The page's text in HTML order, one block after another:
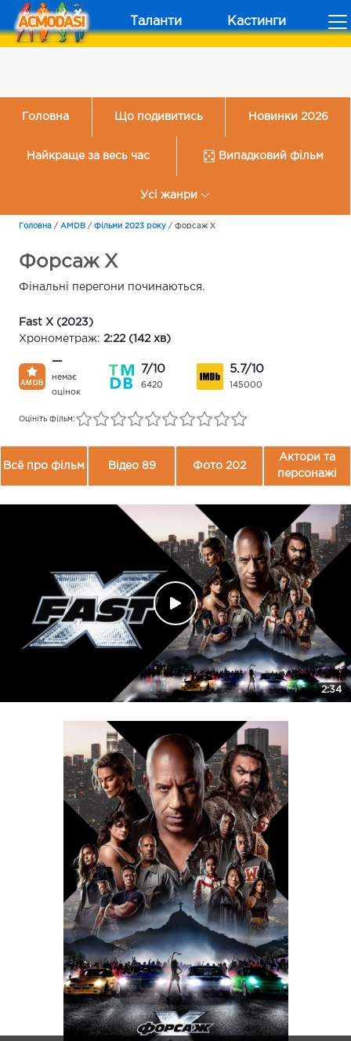
Таланти Кастинги
Головна Що подивитись Новинки 2026
Найкраще за весь час Випадковий фільм
Усі жанри
Головна / AMDB / Фільми 2023 року / Форсаж Х
Форсаж Х
Фінальні перегони починаються.
Fast X (2023)
Хронометраж: 2:22 (142 хв)
—
немає
оцінок
7/10
6420
5.7/10
145000
Оцініть фільм:
Всё про фільм Відео 89 Фото 202
Актори та
персонажі
2:34